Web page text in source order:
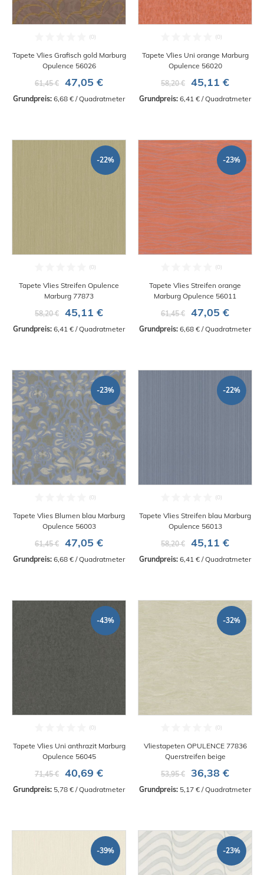
Tapete Vlies Grafisch gold Marburg
Opulence 56026
61,45 €
47,05 €
Grundpreis: 6,68 € / Quadratmeter
Tapete Vlies Uni orange Marburg
Opulence 56020
58,20 €
45,11 €
Grundpreis: 6,41 € / Quadratmeter
-22%
Tapete Vlies Streifen Opulence
Marburg 77873
58,20 €
45,11 €
Grundpreis: 6,41 € / Quadratmeter
-23%
Tapete Vlies Streifen orange
Marburg Opulence 56011
61,45 €
47,05 €
Grundpreis: 6,68 € / Quadratmeter
-23%
Tapete Vlies Blumen blau Marburg
Opulence 56003
61,45 €
47,05 €
Grundpreis: 6,68 € / Quadratmeter
-22%
Tapete Vlies Streifen blau Marburg
Opulence 56013
58,20 €
45,11 €
Grundpreis: 6,41 € / Quadratmeter
-43%
Tapete Vlies Uni anthrazit Marburg
Opulence 56045
71,45 €
40,69 €
Grundpreis: 5,78 € / Quadratmeter
-32%
Vliestapeten OPULENCE 77836
Querstreifen beige
53,95 €
36,38 €
Grundpreis: 5,17 € / Quadratmeter
-39% -23%